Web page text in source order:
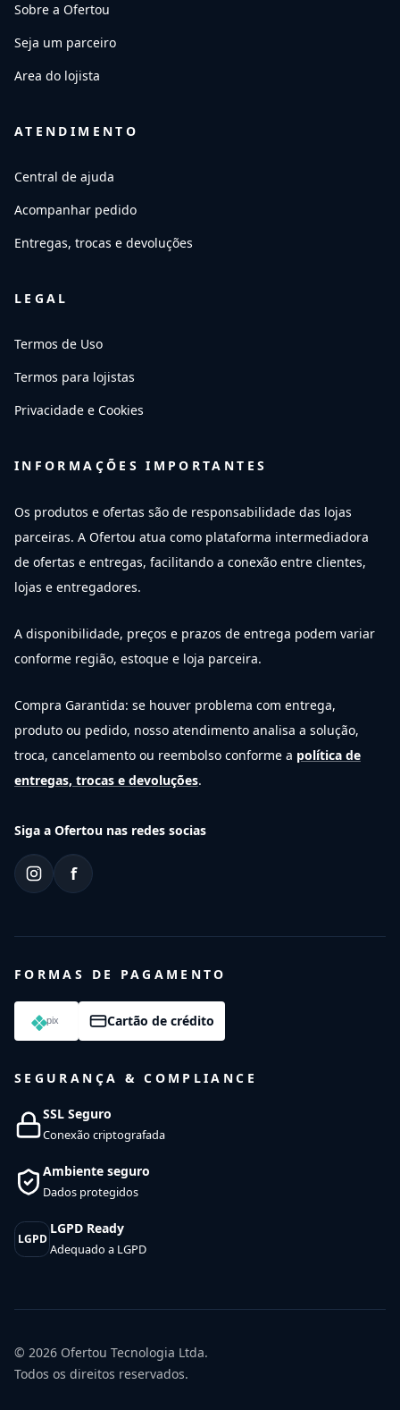
Sobre a Ofertou
Seja um parceiro
Area do lojista
ATENDIMENTO
Central de ajuda
Acompanhar pedido
Entregas, trocas e devoluções
LEGAL
Termos de Uso
Termos para lojistas
Privacidade e Cookies
INFORMAÇÕES IMPORTANTES
Os produtos e ofertas são de responsabilidade das lojas
parceiras. A Ofertou atua como plataforma intermediadora
de ofertas e entregas, facilitando a conexão entre clientes,
lojas e entregadores.
A disponibilidade, preços e prazos de entrega podem variar
conforme região, estoque e loja parceira.
Compra Garantida: se houver problema com entrega,
produto ou pedido, nosso atendimento analisa a solução,
troca, cancelamento ou reembolso conforme a política de
entregas, trocas e devoluções.
Siga a Ofertou nas redes socias
f
FORMAS DE PAGAMENTO
Cartão de crédito
SEGURANÇA & COMPLIANCE
SSL Seguro
Conexão criptografada
Ambiente seguro
Dados protegidos
LGPD
LGPD Ready
Adequado a LGPD
© 2026 Ofertou Tecnologia Ltda.
Todos os direitos reservados.